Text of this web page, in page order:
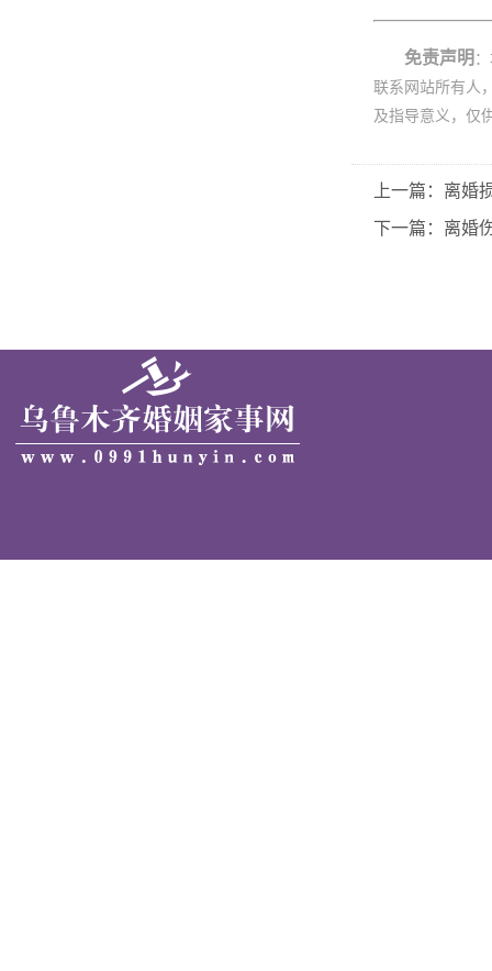
免责声明
联系网站所有人
及指导意义，仅
上一篇：离婚
下一篇：离婚